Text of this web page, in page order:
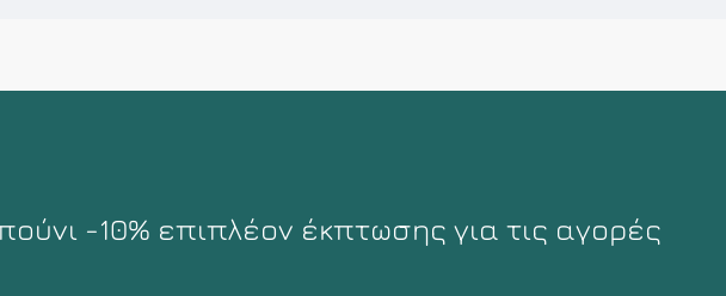
-10% επιπλέον έκπτωσης για τις αγορές